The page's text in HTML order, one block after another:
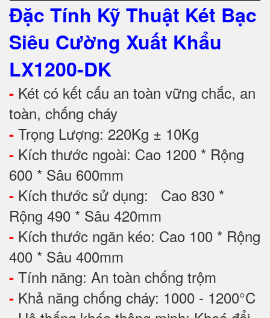
Đặc Tính Kỹ Thuật Két Bạc
Siêu Cường Xuất Khẩu
LX1200-DK
- Két có kết cấu an toàn vững chắc, an
toàn, chống cháy
- Trọng Lượng: 220Kg ± 10Kg
- Kích thước ngoài: Cao 1200 * Rộng
600 * Sâu 600mm
- Kích thước sử dụng: Cao 830 *
Rộng 490 * Sâu 420mm
- Kích thước ngăn kéo: Cao 100 * Rộng
400 * Sâu 400mm
- Tính năng: An toàn chống trộm
- Khả năng chống cháy: 1000 - 1200°C